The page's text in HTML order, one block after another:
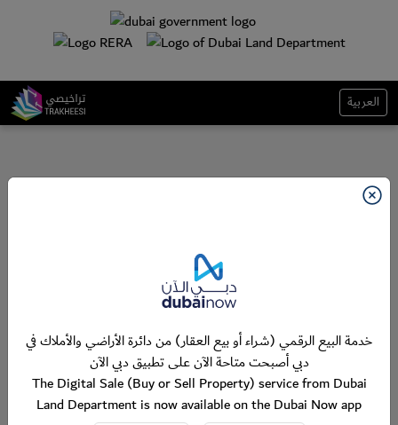
العربية
خدمة البيع الرقمي (شراء أو بيع العقار) من دائرة الأراضي والأملاك في
دبي أصبحت متاحة الآن على تطبيق دبي الآن
The Digital Sale (Buy or Sell Property) service from Dubai
Land Department is now available on the Dubai Now app